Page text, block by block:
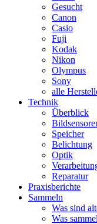
Gesucht
Canon
Casio
Fuji
Kodak
Nikon
Olympus
Sony
alle
Technik
Überblick
Speicher
Belichtung
Optik
Reparatur
Praxisberichte
Sammeln
Was sind
Was